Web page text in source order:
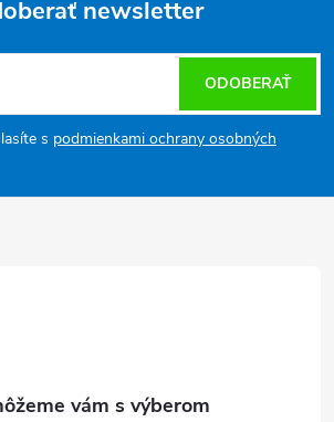
newsletter
s podmienkami ochrany osobných
ODOBERAŤ